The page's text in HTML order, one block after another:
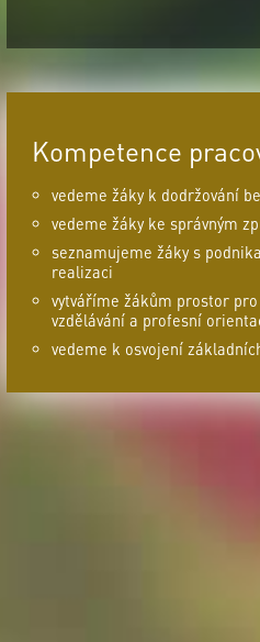
Kompetence
vedeme žáky k dodržování
vedeme žáky ke správným
seznamujeme žáky s
realizaci
vytváříme žákům prostor
vzdělávání a profesní
vedeme k osvojení